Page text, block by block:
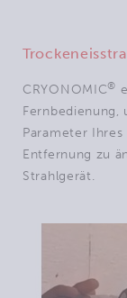
CRYONOMIC®
Parameter
Entfernung zu
Strahlgerät.